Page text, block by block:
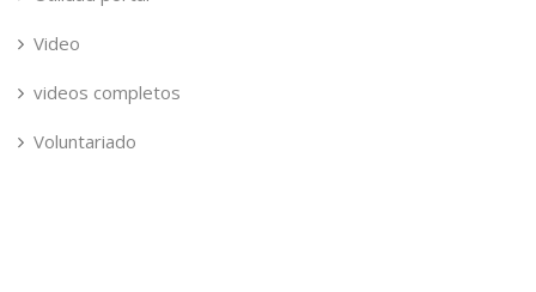
Video
videos completos
Voluntariado